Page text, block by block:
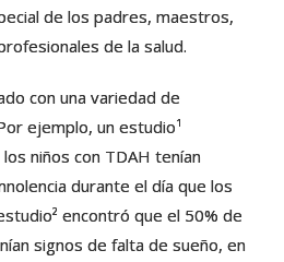
de los padres, maestros,
de la salud.
con una variedad de
ejemplo, un estudio¹
niños con TDAH tenían
durante el día que los
encontró que el 50% de
signos de falta de sueño, en